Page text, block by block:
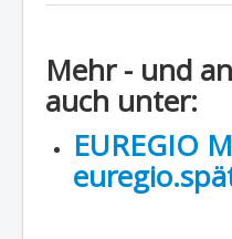
Mehr - und
auch unter:
EUREGIO